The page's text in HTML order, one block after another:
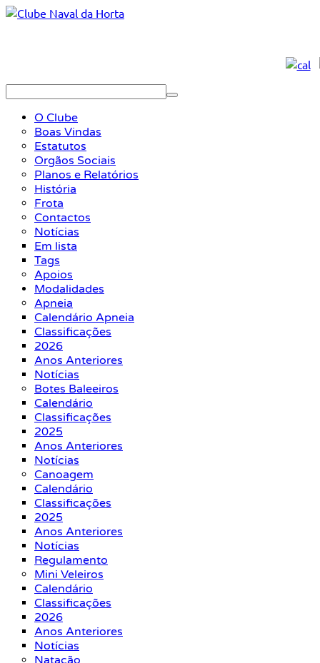
O Clube
Boas Vindas
Estatutos
Orgãos Sociais
Planos e Relatórios
História
Frota
Contactos
Notícias
Em lista
Tags
Apoios
Modalidades
Apneia
Calendário Apneia
Classificações
2026
Anos Anteriores
Notícias
Botes Baleeiros
Calendário
Classificações
2025
Anos Anteriores
Notícias
Canoagem
Calendário
Classificações
2025
Anos Anteriores
Notícias
Regulamento
Mini Veleiros
Calendário
Classificações
2026
Anos Anteriores
Notícias
Natação